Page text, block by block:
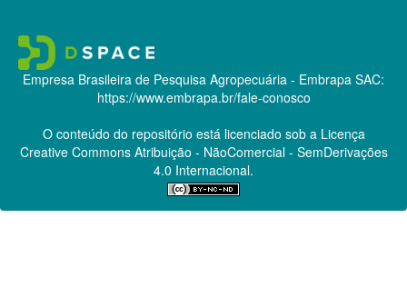
Empresa Brasileira de Pesquisa Agropecuária - Embrapa SAC:
https://www.embrapa.br/fale-conosco
O conteúdo do repositório está licenciado sob a Licença
Creative CommonsAtribuição - NãoComercial - SemDerivações
4.0 Internacional.